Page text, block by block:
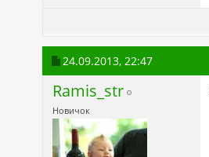
24.09.2013, 22:47
Ramis_str
Новичок